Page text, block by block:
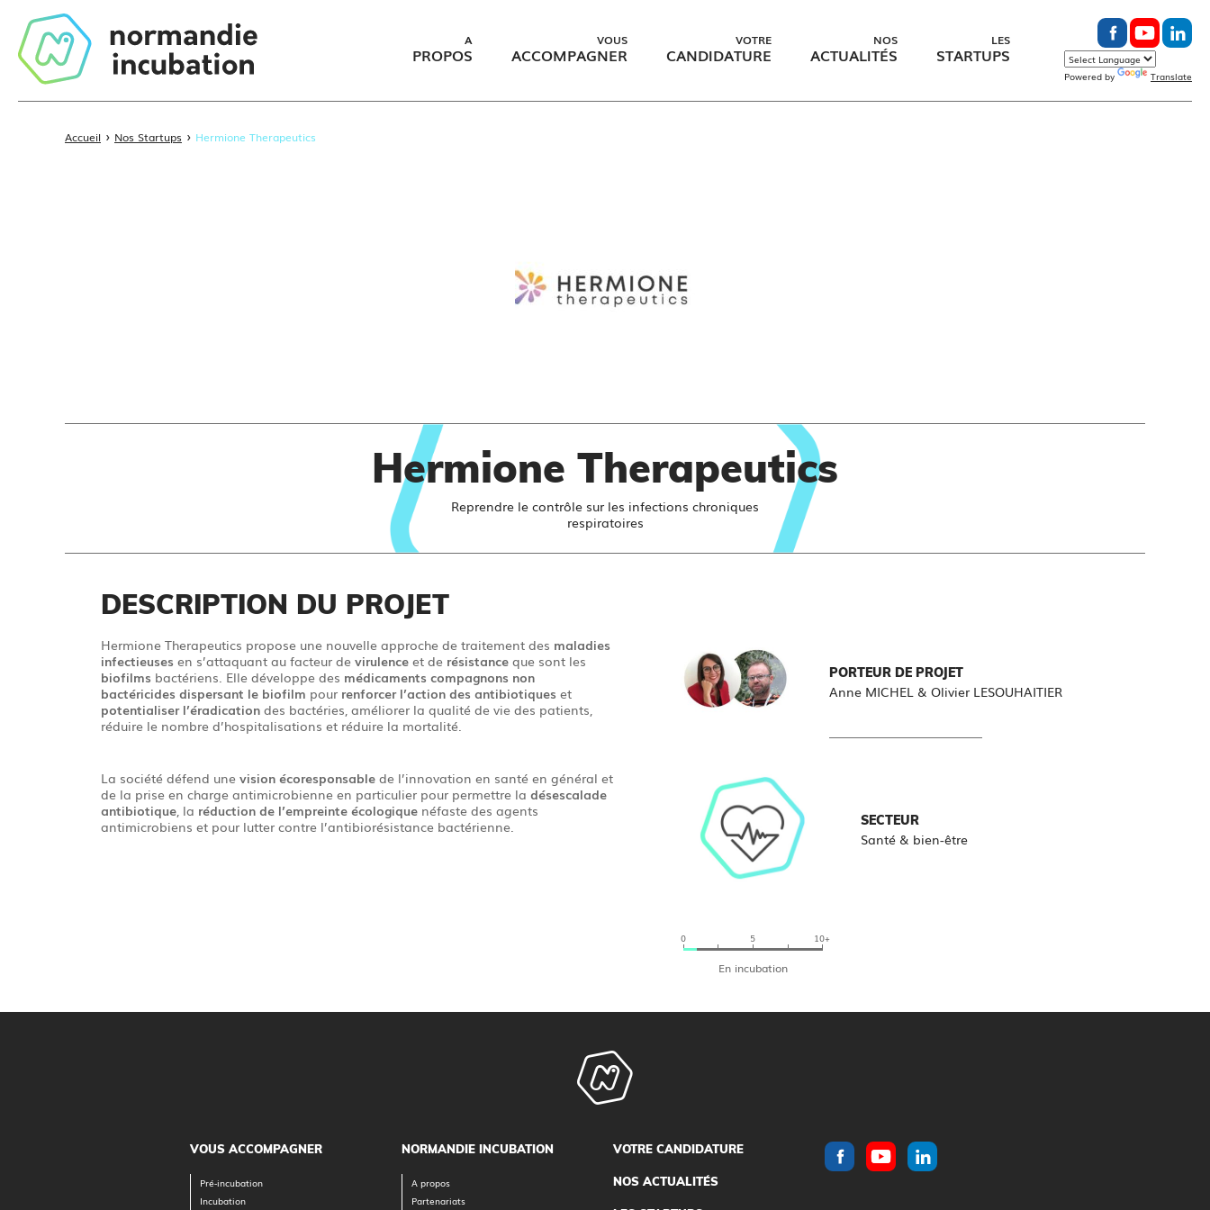
A
PROPOS
VOUS
ACCOMPAGNER
VOTRE
CANDIDATURE
NOS
ACTUALITÉS
LES
STARTUPS
Powered by Translate
Accueil › Nos Startups › Hermione Therapeutics
Hermione Therapeutics
Reprendre le contrôle sur les infections chroniques
respiratoires
DESCRIPTION DU PROJET
Hermione Therapeutics propose une nouvelle approche de traitement des maladies
infectieuses en s’attaquant au facteur de virulence et de résistance que sont les
biofilms bactériens. Elle développe des médicaments compagnons non
bactéricides dispersant le biofilm pour renforcer l’action des antibiotiques et
potentialiser l’éradication des bactéries, améliorer la qualité de vie des patients,
réduire le nombre d’hospitalisations et réduire la mortalité.
La société défend une vision écoresponsable de l’innovation en santé en général et
de la prise en charge antimicrobienne en particulier pour permettre la désescalade
antibiotique, la réduction de l’empreinte écologique néfaste des agents
antimicrobiens et pour lutter contre l’antibiorésistance bactérienne.
PORTEUR DE PROJET
Anne MICHEL & Olivier LESOUHAITIER
SECTEUR
Santé & bien-être
0 5 10+
En incubation
VOUS ACCOMPAGNER
Pré-incubation
Incubation
NORMANDIE INCUBATION
A propos
Partenariats
VOTRE CANDIDATURE
NOS ACTUALITÉS